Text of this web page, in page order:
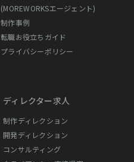
(MOREWORKSエージェント)
制作事例
転職お役立ちガイド
プライバシーポリシー
ディレクター求人
制作ディレクション
開発ディレクション
コンサルティング